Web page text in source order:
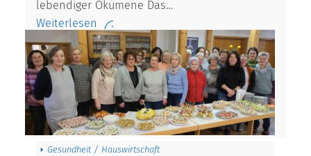
lebendiger Ökumene Das…
Weiterlesen
Gesundheit / Hauswirtschaft